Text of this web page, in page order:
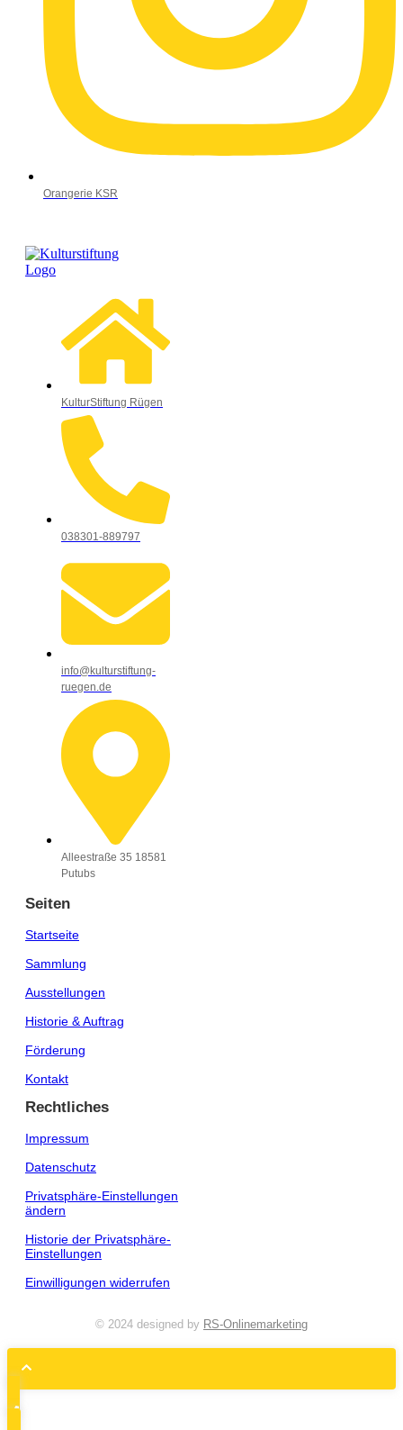
Orangerie KSR
KulturStiftung Rügen
038301-889797
info@kulturstiftung-
ruegen.de
Alleestraße 35 18581
Putubs
Seiten
Startseite
Sammlung
Ausstellungen
Historie & Auftrag
Förderung
Kontakt
Rechtliches
Impressum
Datenschutz
Privatsphäre-Einstellungen
ändern
Historie der Privatsphäre-
Einstellungen
Einwilligungen widerrufen
© 2024 designed by RS-Onlinemarketing